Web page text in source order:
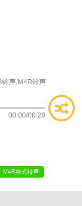
铃声 M4R铃声
00:00/00:29
M4R格式铃声